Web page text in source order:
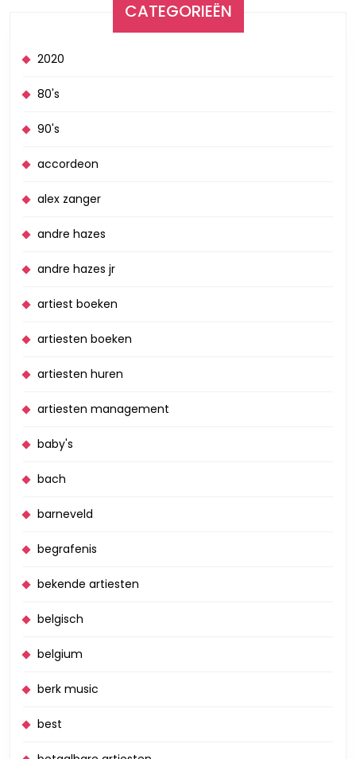
CATEGORIEËN
2020
80's
90's
accordeon
alex zanger
andre hazes
andre hazes jr
artiest boeken
artiesten boeken
artiesten huren
artiesten management
baby's
bach
barneveld
begrafenis
bekende artiesten
belgisch
belgium
berk music
best